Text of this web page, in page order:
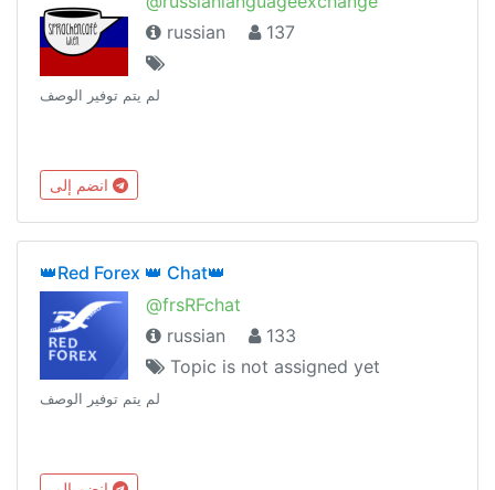
russian
137
لم يتم توفير الوصف
👑Red Forex 👑 Chat👑
@frsRFchat
russian
133
Topic is not assigned yet
لم يتم توفير الوصف